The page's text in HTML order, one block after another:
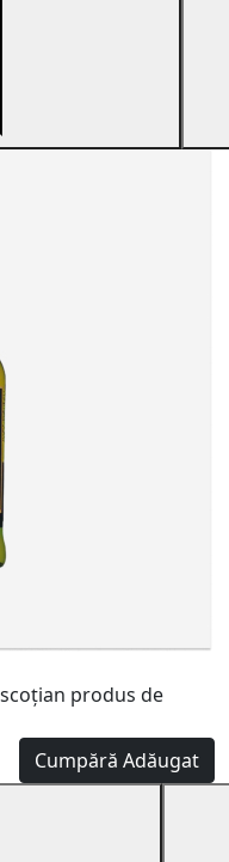
produs de
Cumpără Adăugat